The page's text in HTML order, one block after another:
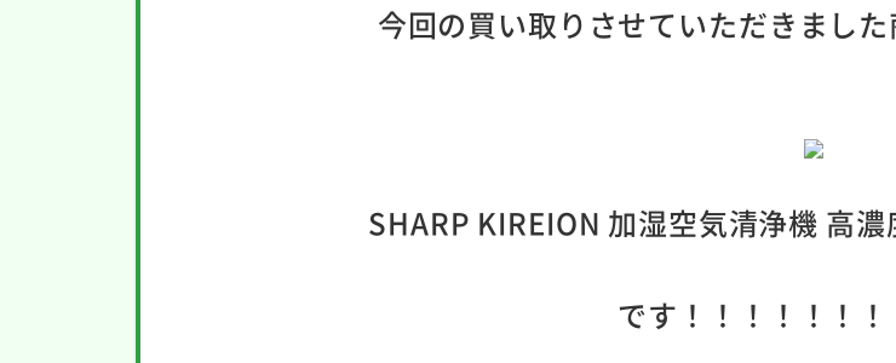
今回の買い取りさせていただきました
SHARP KIREION 加湿空気清浄機 高
です！！！！！！！